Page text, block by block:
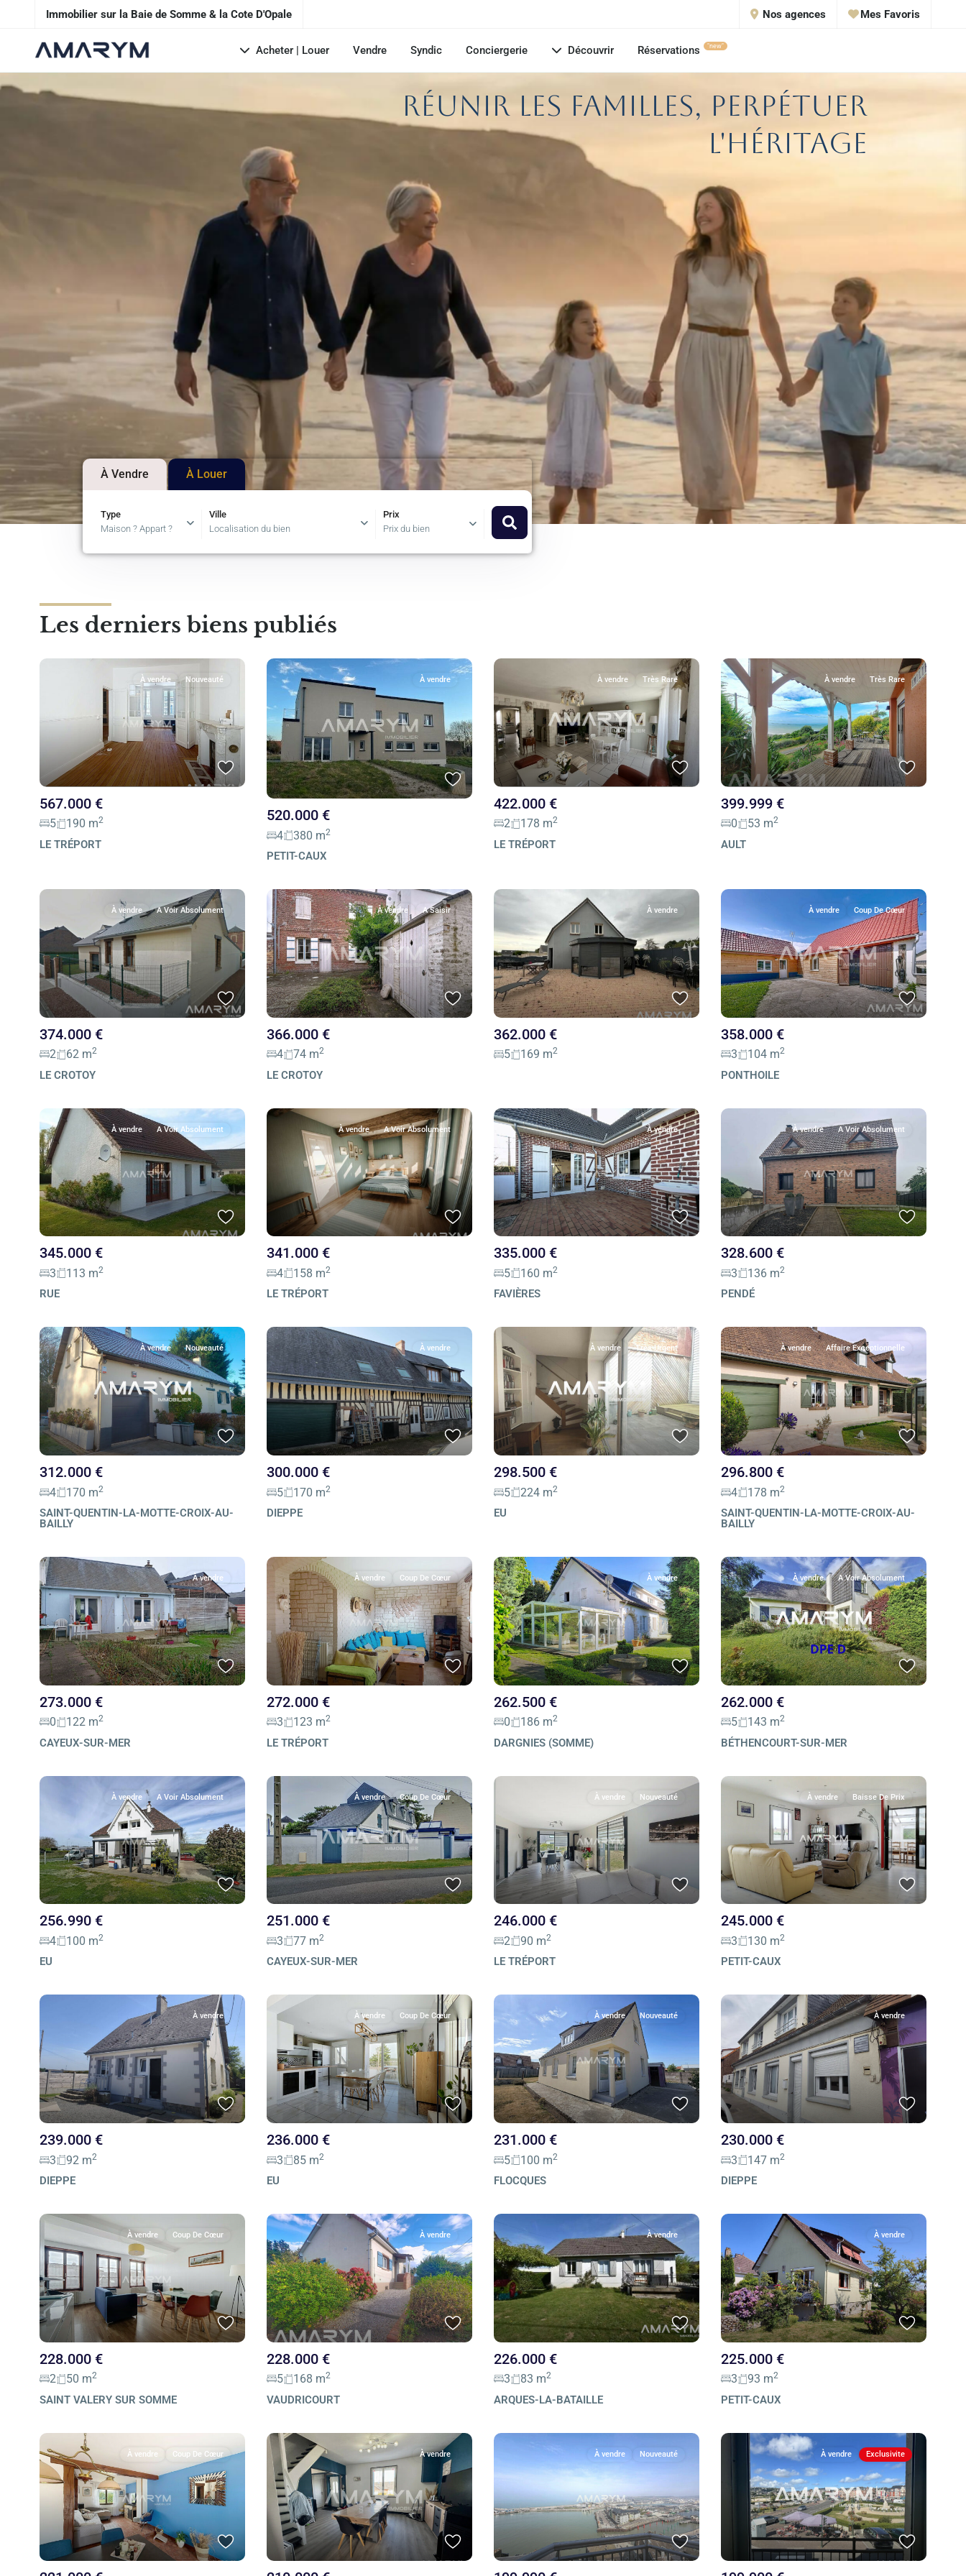
Immobilier sur la Baie de Somme & la Cote D'Opale Nos agences Mes Favoris
Acheter | Louer Vendre Syndic Conciergerie Découvrir Réservations "new"
Réunir les familles, perpétuer
l'héritage
À Vendre À Louer
Type
Maison ? Appart ?
Ville
Localisation du bien
Prix
Prix du bien
Les derniers biens publiés
À vendre Nouveauté
567.000 €
5 190 m2
LE TRÉPORT
À vendre
520.000 €
4 380 m2
PETIT-CAUX
À vendre Très Rare
422.000 €
2 178 m2
LE TRÉPORT
À vendre Très Rare
399.999 €
0 53 m2
AULT
À vendre A Voir Absolument
374.000 €
2 62 m2
LE CROTOY
À vendre A Saisir
366.000 €
4 74 m2
LE CROTOY
À vendre
362.000 €
5 169 m2
À vendre Coup De Cœur
358.000 €
3 104 m2
PONTHOILE
À vendre A Voir Absolument
345.000 €
3 113 m2
RUE
À vendre A Voir Absolument
341.000 €
4 158 m2
LE TRÉPORT
À vendre
335.000 €
5 160 m2
FAVIÈRES
À vendre A Voir Absolument
328.600 €
3 136 m2
PENDÉ
À vendre Nouveauté
312.000 €
4 170 m2
SAINT-QUENTIN-LA-MOTTE-CROIX-AU-
BAILLY
À vendre
300.000 €
5 170 m2
DIEPPE
À vendre Très Urgent
298.500 €
5 224 m2
EU
À vendre Affaire Exceptionnelle
296.800 €
4 178 m2
SAINT-QUENTIN-LA-MOTTE-CROIX-AU-
BAILLY
À vendre
273.000 €
0 122 m2
CAYEUX-SUR-MER
À vendre Coup De Cœur
272.000 €
3 123 m2
LE TRÉPORT
À vendre
262.500 €
0 186 m2
DARGNIES (SOMME)
À vendre A Voir Absolument
262.000 €
5 143 m2
BÉTHENCOURT-SUR-MER
À vendre A Voir Absolument
256.990 €
4 100 m2
EU
À vendre Coup De Cœur
251.000 €
3 77 m2
CAYEUX-SUR-MER
À vendre Nouveauté
246.000 €
2 90 m2
LE TRÉPORT
À vendre Baisse De Prix
245.000 €
3 130 m2
PETIT-CAUX
À vendre
239.000 €
3 92 m2
DIEPPE
À vendre Coup De Cœur
236.000 €
3 85 m2
EU
À vendre Nouveauté
231.000 €
5 100 m2
FLOCQUES
À vendre
230.000 €
3 147 m2
DIEPPE
À vendre Coup De Cœur
228.000 €
2 50 m2
SAINT VALERY SUR SOMME
À vendre
228.000 €
5 168 m2
VAUDRICOURT
À vendre
226.000 €
3 83 m2
ARQUES-LA-BATAILLE
À vendre
225.000 €
3 93 m2
PETIT-CAUX
À vendre Coup De Cœur À vendre À vendre Nouveauté À vendre Exclusivite